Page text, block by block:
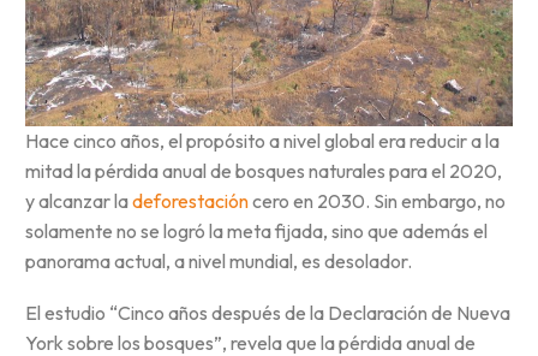
Hace cinco años, el propósito a nivel global era reducir a la
mitad la pérdida anual de bosques naturales para el 2020,
y alcanzar ladeforestacióncero en 2030. Sin embargo, no
solamente no se logró la meta fijada, sino que además el
panorama actual, a nivel mundial, es desolador.
El estudio “Cinco años después de la Declaración de Nueva
York sobre los bosques”, revela que la pérdida anual de